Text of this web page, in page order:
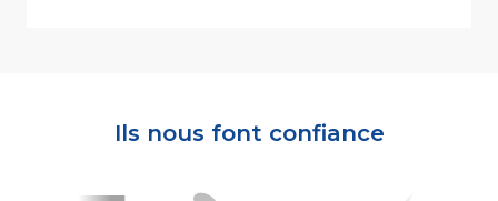
Ils nous font confiance